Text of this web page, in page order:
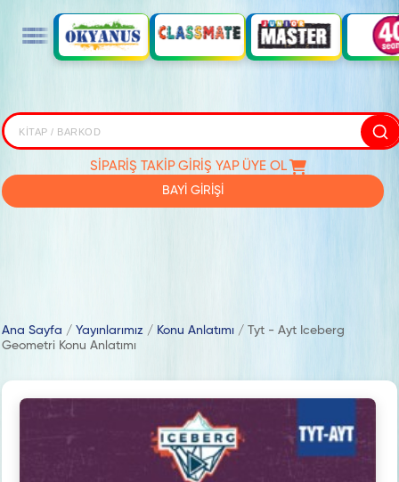
SİPARİŞ TAKİP GİRİŞ YAP ÜYE OL
BAYİ GİRİŞİ
Ana Sayfa / Yayınlarımız / Konu Anlatımı /Tyt - Ayt Iceberg
Geometri Konu Anlatımı